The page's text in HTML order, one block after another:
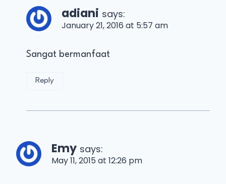
adiani says:
January 21, 2016 at 5:57 am
Sangat bermanfaat
Reply
Emy says:
May 11, 2015 at 12:26 pm